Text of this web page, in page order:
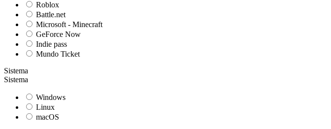
Roblox
Battle.net
Microsoft - Minecraft
GeForce Now
Indie pass
Mundo Ticket
Sistema
Sistema
Windows
Linux
macOS